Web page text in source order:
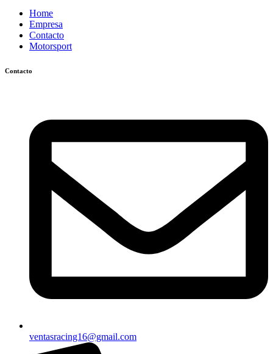
Home
Empresa
Contacto
Motorsport
Contacto
ventasracing16@gmail.com